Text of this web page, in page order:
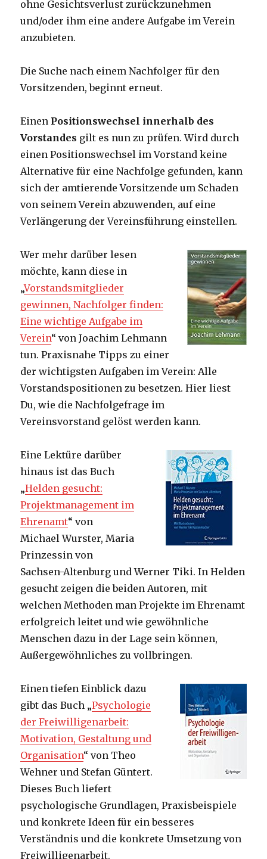
ohne Gesichtsverlust zurückzunehmen
und/oder ihm eine andere Aufgabe im Verein
anzubieten.
Die Suche nach einem Nachfolger für den
Vorsitzenden, beginnt erneut.
Einen Positionswechsel innerhalb des
Vorstandes gilt es nun zu prüfen. Wird durch
einen Positionswechsel im Vorstand keine
Alternative für eine Nachfolge gefunden, kann
sich der amtierende Vorsitzende um Schaden
von seinem Verein abzuwenden, auf eine
Verlängerung der Vereinsführung einstellen.
Wer mehr darüber lesen
möchte, kann diese in
„Vorstandsmitglieder
gewinnen, Nachfolger finden:
Eine wichtige Aufgabe im
Verein“ von Joachim Lehmann
tun. Praxisnahe Tipps zu einer
der wichtigsten Aufgaben im Verein: Alle
Vorstandspositionen zu besetzen. Hier liest
Du, wie die Nachfolgefrage im
Vereinsvorstand gelöst werden kann.
Eine Lektüre darüber
hinaus ist das Buch
„Helden gesucht:
Projektmanagement im
Ehrenamt“ von
Michael Wurster, Maria
Prinzessin von
Sachsen-Altenburg und Werner Tiki. In Helden
gesucht zeigen die beiden Autoren, mit
welchen Methoden man Projekte im Ehrenamt
erfolgreich leitet und wie gewöhnliche
Menschen dazu in der Lage sein können,
Außergewöhnliches zu vollbringen.
Einen tiefen Einblick dazu
gibt das Buch „Psychologie
der Freiwilligenarbeit:
Motivation, Gestaltung und
Organisation“ von Theo
Wehner und Stefan Güntert.
Dieses Buch liefert
psychologische Grundlagen, Praxisbeispiele
und konkrete Ideen für ein besseres
Verständnis und die konkrete Umsetzung von
Freiwilligenarbeit.